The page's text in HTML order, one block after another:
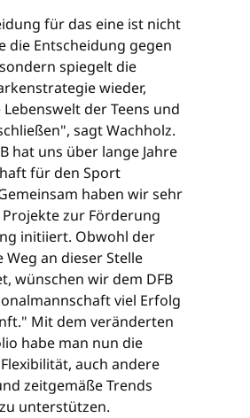
für das eine ist nicht
die Entscheidung gegen
spiegelt die
wieder,
der Teens und
sagt Wachholz.
hat uns über lange Jahre
für den Sport
haben wir sehr
zur Förderung
initiiert. Obwohl der
Weg an dieser Stelle
wünschen wir dem DFB
viel Erfolg
Mit dem veränderten
habe man nun die
auch andere
zeitgemäße Trends
unterstützen.